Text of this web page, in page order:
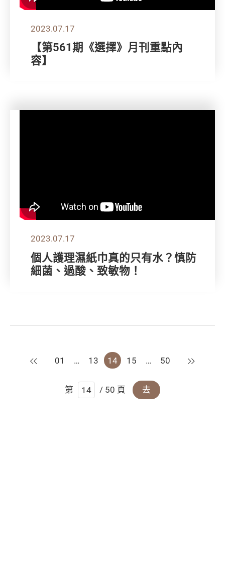
2023.07.17
【第561期《選擇》月刊重點內
容】
2023.07.17
個人護理濕紙巾真的只有水？慎防
細菌、過酸、致敏物！
上一頁
01 … 13 14 15 … 50 下一頁
第 / 50 頁 去